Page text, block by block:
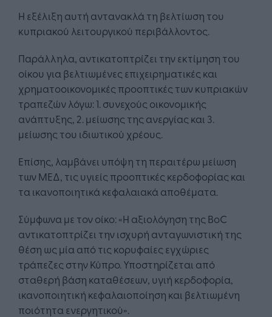
Η εξέλιξη αυτή αντανακλά τη βελτίωση του
κυπριακού λειτουργικού περιβάλλοντος.
Παράλληλα, αντικατοπτρίζει την εκτίμηση του
οίκου για βελτιωμένες επιχειρηματικές και
χρηματοοικονομικές προοπτικές των κυπριακών
τραπεζών λόγω: 1. συνεχούς οικονομικής
ανάπτυξης, 2. μείωσης της ανεργίας και 3.
μείωσης του ιδιωτικού χρέους.
Επίσης, λαμβάνει υπόψη τη περαιτέρω μείωση
των ΜΕΔ, τις υγιείς προοπτικές κερδοφορίας και
τα ικανοποιητικά κεφαλαιακά αποθέματα.
Σύμφωνα με τον οίκο: «Η αξιολόγηση της BoC
αντικατοπτρίζει την ισχυρή ανταγωνιστική της
θέση ως μία από τις κορυφαίες εγχώριες
τράπεζες στην Κύπρο. Υποστηρίζεται από
σταθερή βάση καταθέσεων, υγιή κερδοφορία,
ικανοποιητική κεφαλαιοποίηση και βελτιωμένη
ποιότητα ενεργητικού».